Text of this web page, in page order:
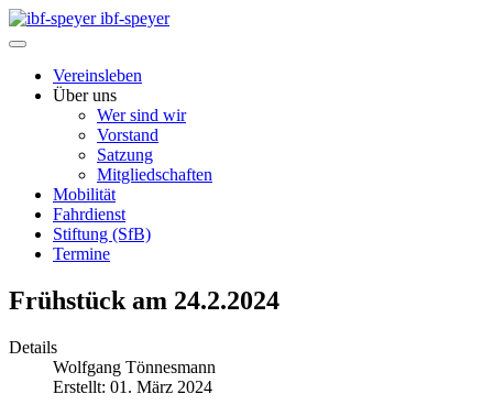
ibf-speyer
Vereinsleben
Über uns
Wer sind wir
Vorstand
Satzung
Mitgliedschaften
Mobilität
Fahrdienst
Stiftung (SfB)
Termine
Frühstück am 24.2.2024
Details
Wolfgang Tönnesmann
Erstellt: 01. März 2024